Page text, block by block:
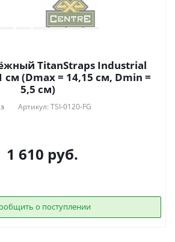
TitanStraps Industrial
см (Dmax = 14,15 см, Dmin =
5,5 см)
Артикул: TSI-0120-FG
1 610 руб.
о поступлении